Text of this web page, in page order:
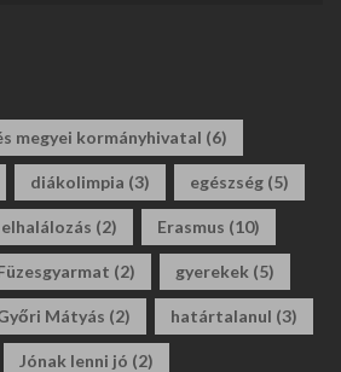
megyei kormányhivatal (6)
diákolimpia (3) egészség (5)
elhalálozás (2) Erasmus (10)
(2) gyerekek (5)
Mátyás (2) határtalanul (3)
Jónak lenni jó (2)